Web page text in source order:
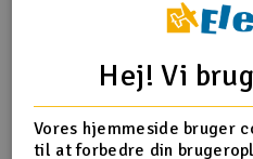
Hvorfor ha alt bryet med
fulle av bensin, når du i stede
Dette hjalp mig 4
Hej! Vi
Vores hjemmeside bruger
til at forbedre din